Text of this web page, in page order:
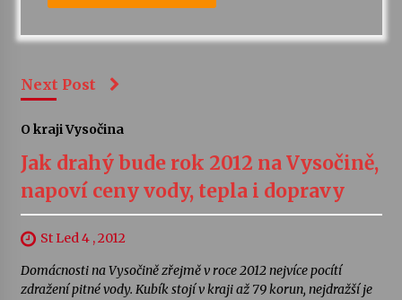
Next Post
O kraji Vysočina
Jak drahý bude rok 2012 na Vysočině,
napoví ceny vody, tepla i dopravy
St Led 4 , 2012
Domácnosti na Vysočině zřejmě v roce 2012 nejvíce pocítí
zdražení pitné vody. Kubík stojí v kraji až 79 korun, nejdražší je